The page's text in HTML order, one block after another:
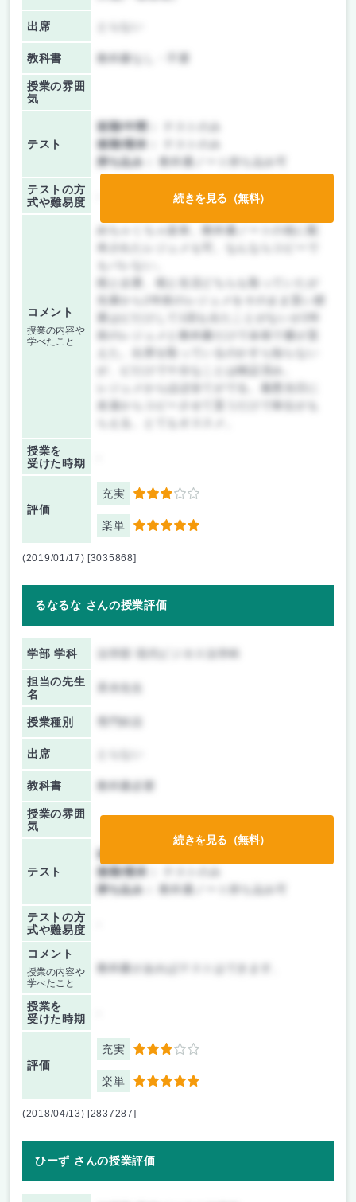
出席
教科書 教科書なし・不要
授業の雰囲
気
テスト
前期/中間：
後期/期末：
持ち込み：
教科書ノート持ち込み可
テストの方
式や難易度
コメント
授業の内容や
学べたこと
めちゃくちゃ楽単。教科書ノートの他に配
前のレジュメと教科書だけで余裕で優が貰
が、ピだけで十分なことは検証済み。
レジュメからほぼ全てがでる。最悪当日に
授業を
受けた時期
評価
充実 3
楽単 5
続きを見る（無料）
(2019/01/17) [3035868]
るなるな さんの授業評価
学部 学科
担当の先生
名
授業種別
出席
教科書 教科書必要
授業の雰囲
気
テスト
前期/中間：
後期/期末：
持ち込み：
教科書ノート持ち込み可
テストの方
式や難易度
コメント
授業の内容や
学べたこと
教科書があればテストはできます、
授業を
受けた時期
評価
充実 3
楽単 5
続きを見る（無料）
(2018/04/13) [2837287]
ひーず さんの授業評価